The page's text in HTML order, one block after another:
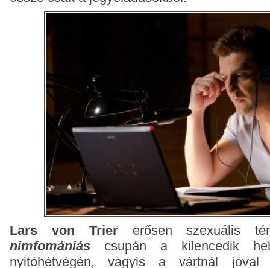
Lars von Triererősen szexuális
nimfomániás csupán a kilencedik
nyitóhétvégén, vagyis a vártnál